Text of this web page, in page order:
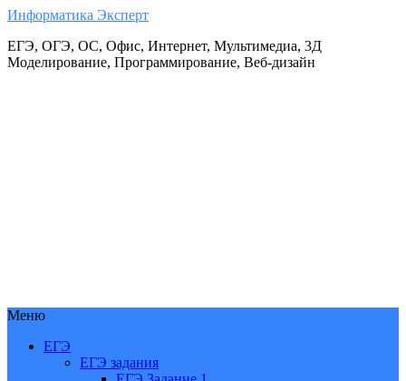
Информатика Эксперт
ЕГЭ, ОГЭ, ОС, Офис, Интернет, Мультимедиа, 3Д
Моделирование, Программирование, Веб-дизайн
Меню
ЕГЭ
ЕГЭ задания